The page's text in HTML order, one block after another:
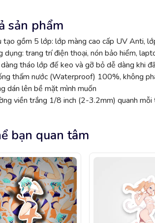
sản phẩm
tạo gồm 5 lớp: lớp màng cao cấp UV Anti,
dụng: trang trí điện thoại, nón bảo hiểm,
tháo lớp đế keo và gỡ bỏ dễ dàng khi
thấm nước (Waterproof) 100%, không
dán lên bề mặt mình muốn
viền trắng 1/8 inch (2-3.2mm) quanh
bạn quan tâm